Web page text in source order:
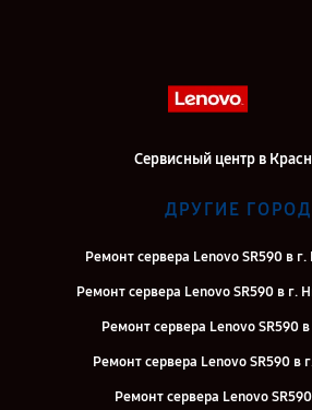
Сервисный центр в
ДРУГИЕ
Ремонт сервера Lenovo SR590 в
Ремонт сервера Lenovo SR590 в г.
Ремонт сервера Lenovo SR590
Ремонт сервера Lenovo SR590 в
Ремонт сервера Lenovo